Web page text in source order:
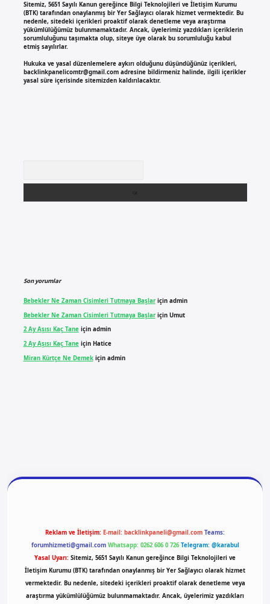
Sitemiz, 5651 Sayılı Kanun gereğince Bilgi Teknolojileri ve İletişim Kurumu
(BTK) tarafından onaylanmış bir Yer Sağlayıcı olarak hizmet vermektedir. Bu
nedenle, sitedeki içerikleri proaktif olarak denetleme veya araştırma
yükümlülüğümüz bulunmamaktadır. Ancak, üyelerimiz yazdıkları içeriklerin
sorumluluğunu taşımakta olup, siteye üye olarak bu sorumluluğu kabul
etmiş sayılırlar.
Hukuka ve yasal düzenlemelere aykırı olduğunu düşündüğünüz içerikleri,
backlinkpanelicomtr@gmail.comadresine bildirmeniz halinde, ilgili içerikler
yasal süre içerisinde sitemizden kaldırılacaktır.
Son yorumlar
Bebekler Ne Zaman Cisimleri Tutmaya Başlariçin admin
Bebekler Ne Zaman Cisimleri Tutmaya Başlariçin Umut
2 Ay Aşısı Kaç Taneiçin admin
2 Ay Aşısı Kaç Taneiçin Hatice
Miran Kürtçe Ne Demekiçin admin
Reklam ve İletişim: E-mail: backlinkpaneli@gmail.com Teams:
forumhizmeti@gmail.com Whatsapp: 0262 606 0 726 Telegram: @karabul
Yasal Uyarı: Sitemiz, 5651 Sayılı Kanun gereğince Bilgi Teknolojileri ve
İletişim Kurumu (BTK) tarafından onaylanmış bir Yer Sağlayıcı olarak hizmet
vermektedir. Bu nedenle, sitedeki içerikleri proaktif olarak denetleme veya
araştırma yükümlülüğümüz bulunmamaktadır. Ancak, üyelerimiz yazdıkları